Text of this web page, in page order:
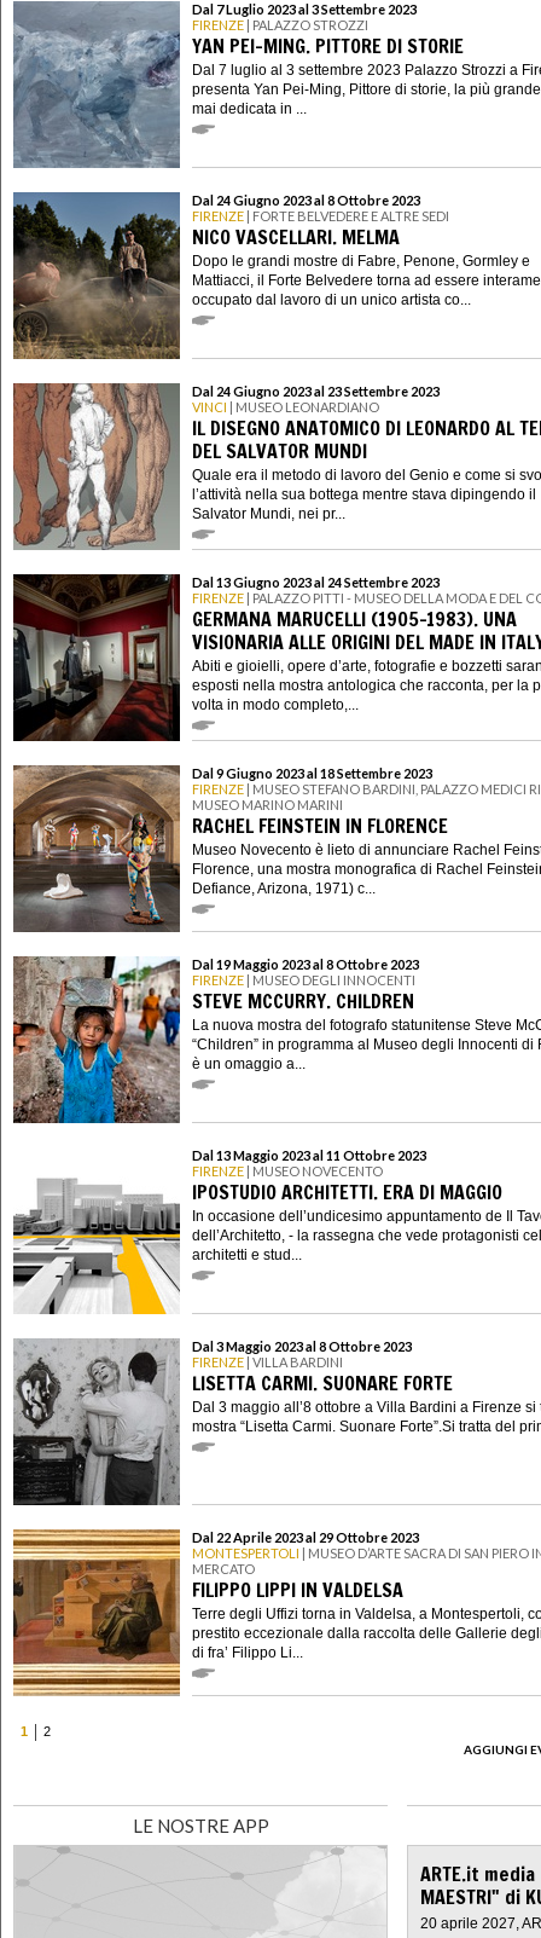
Dal 7 Luglio 2023 al 3 Settembre 2023
FIRENZE | PALAZZO STROZZI
YAN PEI-MING. PITTORE DI STORIE
Dal 7 luglio al 3 settembre 2023 Palazzo Strozzi a
presenta Yan Pei-Ming, Pittore di storie, la più
mai dedicata in ...
Dal 24 Giugno 2023 al 8 Ottobre 2023
FIRENZE | FORTE BELVEDERE E ALTRE SEDI
NICO VASCELLARI. MELMA
Dopo le grandi mostre di Fabre, Penone, Gormley e
Mattiacci, il Forte Belvedere torna ad essere
occupato dal lavoro di un unico artista co...
Dal 24 Giugno 2023 al 23 Settembre 2023
VINCI | MUSEO LEONARDIANO
IL DISEGNO ANATOMICO DI LEONARDO AL
DEL SALVATOR MUNDI
Quale era il metodo di lavoro del Genio e come si
l’attività nella sua bottega mentre stava dipingendo il
Salvator Mundi, nei pr...
Dal 13 Giugno 2023 al 24 Settembre 2023
FIRENZE | PALAZZO PITTI - MUSEO DELLA MODA E DEL
GERMANA MARUCELLI (1905-1983). UNA
VISIONARIA ALLE ORIGINI DEL MADE IN
Abiti e gioielli, opere d’arte, fotografie e bozzetti
esposti nella mostra antologica che racconta, per la
volta in modo completo,...
Dal 9 Giugno 2023 al 18 Settembre 2023
FIRENZE | MUSEO STEFANO BARDINI, PALAZZO MEDICI
MUSEO MARINO MARINI
RACHEL FEINSTEIN IN FLORENCE
Museo Novecento è lieto di annunciare Rachel
Florence, una mostra monografica di Rachel
Defiance, Arizona, 1971) c...
Dal 19 Maggio 2023 al 8 Ottobre 2023
FIRENZE | MUSEO DEGLI INNOCENTI
STEVE MCCURRY. CHILDREN
La nuova mostra del fotografo statunitense Steve
“Children” in programma al Museo degli Innocenti di
è un omaggio a...
Dal 13 Maggio 2023 al 11 Ottobre 2023
FIRENZE | MUSEO NOVECENTO
IPOSTUDIO ARCHITETTI. ERA DI MAGGIO
In occasione dell’undicesimo appuntamento de Il
dell’Architetto, - la rassegna che vede protagonisti
architetti e stud...
Dal 3 Maggio 2023 al 8 Ottobre 2023
FIRENZE | VILLA BARDINI
LISETTA CARMI. SUONARE FORTE
Dal 3 maggio all’8 ottobre a Villa Bardini a Firenze si
mostra “Lisetta Carmi. Suonare Forte”.Si tratta del
Dal 22 Aprile 2023 al 29 Ottobre 2023
MONTESPERTOLI | MUSEO D’ARTE SACRA DI SAN PIERO
MERCATO
FILIPPO LIPPI IN VALDELSA
Terre degli Uffizi torna in Valdelsa, a Montespertoli,
prestito eccezionale dalla raccolta delle Gallerie
di fra’ Filippo Li...
1
2
AGGIUNGI
LE NOSTRE APP
ARTE.it
MAESTRI" di
20 aprile 2027,